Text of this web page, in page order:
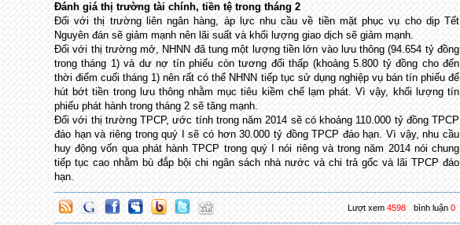
Đánh giá thị trường tài chính, tiền tệ trong tháng 2
Đối với thị trường liên ngân hàng, áp lực nhu cầu về tiền mặt phục vụ cho dịp Tết
Nguyên đán sẽ giảm mạnh nên lãi suất và khối lượng giao dịch sẽ giảm mạnh.
Đối với thị trường mở, NHNN đã tung một lượng tiền lớn vào lưu thông (94.654 tỷ đồng
trong tháng 1) và dư nợ tín phiếu còn tương đối thấp (khoảng 5.800 tỷ đồng cho đến
thời điểm cuối tháng 1) nên rất có thể NHNN tiếp tục sử dụng nghiệp vụ bán tín phiếu để
hút bớt tiền trong lưu thông nhằm mục tiêu kiềm chế lạm phát. Vì vậy, khối lượng tín
phiếu phát hành trong tháng 2 sẽ tăng mạnh.
Đối với thị trường TPCP, ước tính trong năm 2014 sẽ có khoảng 110.000 tỷ đồng TPCP
đáo hạn và riêng trong quý I sẽ có hơn 30.000 tỷ đồng TPCP đáo hạn. Vì vậy, nhu cầu
huy động vốn qua phát hành TPCP trong quý I nói riêng và trong năm 2014 nói chung
tiếp tục cao nhằm bù đắp bội chi ngân sách nhà nước và chi trả gốc và lãi TPCP đáo
hạn.
bình luận0
Lượt xem4598